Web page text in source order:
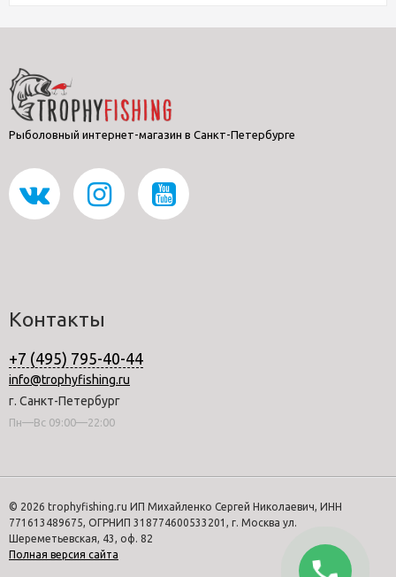
Рыболовный интернет-магазин в Санкт-Петербурге
Контакты
+7 (495) 795-40-44
info@trophyfishing.ru
г. Санкт-Петербург
Пн—Вс 09:00—22:00
© 2026 trophyfishing.ru ИП Михайленко Сергей Николаевич, ИНН
771613489675, ОГРНИП 318774600533201, г. Москва ул.
Шереметьевская, 43, оф. 82
Полная версия сайта